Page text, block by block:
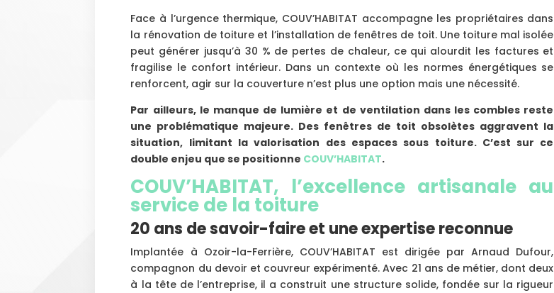
Face à l’urgence thermique, COUV’HABITAT accompagne les propriétaires dans
la rénovation de toiture et l’installation de fenêtres de toit. Une toiture mal isolée
peut générer jusqu’à 30 % de pertes de chaleur, ce qui alourdit les factures et
fragilise le confort intérieur. Dans un contexte où les normes énergétiques se
renforcent, agir sur la couverture n’est plus une option mais une nécessité.
Par ailleurs, le manque de lumière et de ventilation dans les combles reste
une problématique majeure. Des fenêtres de toit obsolètes aggravent la
situation, limitant la valorisation des espaces sous toiture. C’est sur ce
double enjeu que se positionne COUV’HABITAT.
COUV’HABITAT, l’excellence artisanale au
service de la toiture
20 ans de savoir-faire et une expertise reconnue
Implantée à Ozoir-la-Ferrière, COUV’HABITAT est dirigée par Arnaud Dufour,
compagnon du devoir et couvreur expérimenté. Avec 21 ans de métier, dont deux
à la tête de l’entreprise, il a construit une structure solide, fondée sur la rigueur